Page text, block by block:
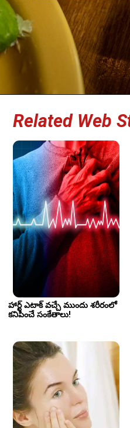
Related Web
హార్ట్‌ ఎటాక్ వచ్చే ముందు శరీరంలో
కనిపించే సంకేతాలు!